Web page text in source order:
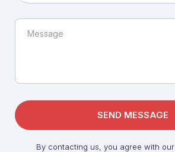
By contacting us, you agree with our